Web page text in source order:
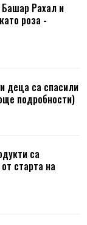
Башар Рахал и
роза -
деца са спасили
подробности)
са
старта на